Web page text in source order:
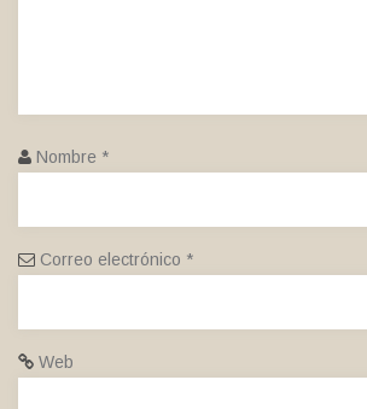
Nombre *
Correo electrónico *
Web